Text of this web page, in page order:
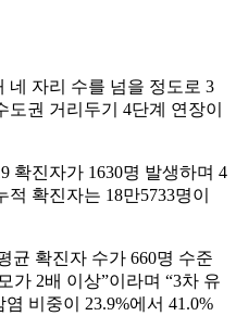
네 자리 수를 넘을 정도로 3
권 거리두기 4단계 연장이
확진자가 1630명 발생하며 4
확진자는 18만5733명이
균 확진자 수가 660명 수준
가 2배 이상”이라며 “3차 유
비중이 23.9%에서 41.0%